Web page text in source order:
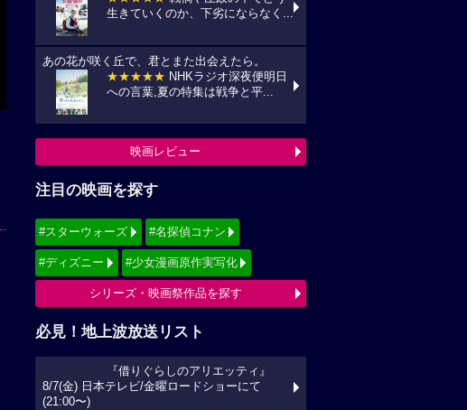
生きていくのか、下劣にならなく...
あの花が咲く丘で、君とまた出会えたら。
★★★★★ NHKラジオ深夜便明日
への言葉,夏の特集は戦争と平...
映画レビュー
注目の映画を探す
#スターウォーズ #名探偵コナン
#ディズニー #少女漫画原作実写化
シリーズ・映画祭作品を探す
必見！地上波放送リスト
『借りぐらしのアリエッティ』
8/7(金) 日本テレビ/金曜ロードショーにて
(21:00〜)